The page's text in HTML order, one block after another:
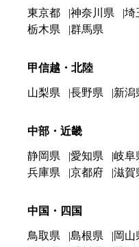
東京都 神奈川県 埼
栃木県
群馬県
甲信越・北陸
山梨県 長野県 新潟
中部・近畿
静岡県 愛知県 岐阜
兵庫県
京都府 滋賀
中国・四国
鳥取県 島根県 岡山